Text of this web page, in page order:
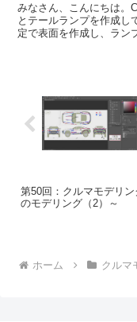
みなさん、こんにちは。
とテールランプを作成し
定で表面を作成し、ランプを設置します
第50回：クルマモデリ
のモデリング（2）～
ホーム クルマ